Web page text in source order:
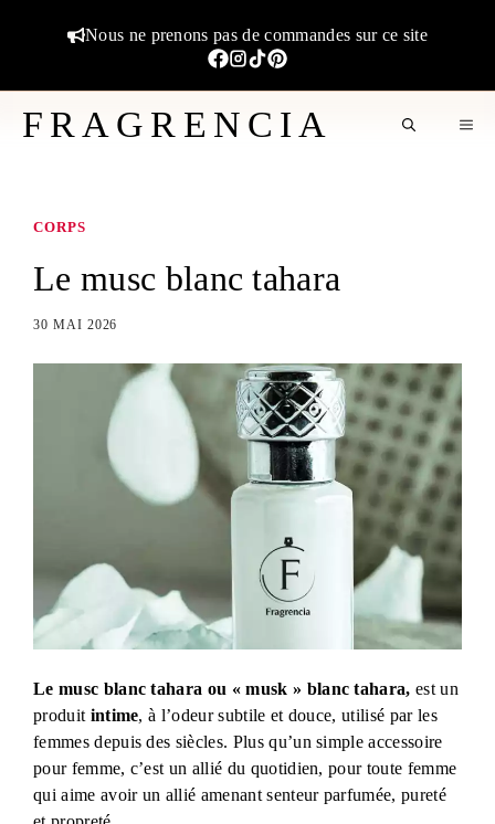
Nous ne prenons pas de commandes sur ce site
FRAGRENCIA
CORPS
Le musc blanc tahara
30 MAI 2026
Le musc blanc tahara ou « musk » blanc tahara, est un
produit intime, à l’odeur subtile et douce, utilisé par les
femmes depuis des siècles. Plus qu’un simple accessoire
pour femme, c’est un allié du quotidien, pour toute femme
qui aime avoir un allié amenant senteur parfumée, pureté